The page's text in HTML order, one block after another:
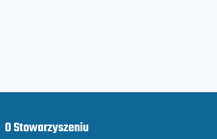
O Stowarzyszeniu